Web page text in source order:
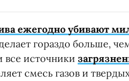
ежегодно убивают
гораздо больше,
все источники
смесь газов и